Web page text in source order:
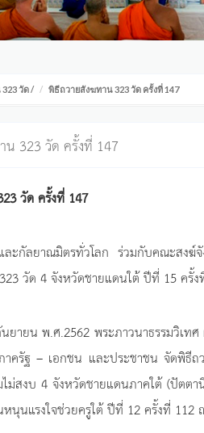
วัด/ พิธีถวายสังฆทาน 323 วัด ครั้งที่ 147
323 วัด ครั้งที่ 147
วัด ครั้งที่ 147
ละกัลยาณมิตรทั่วโลก ร่วมกับคณะสง
วัด 4 จังหวัดชายแดนใต้ ปีที่ 15 ครั้
นยายน พ.ศ.2562 พระภาวนาธรรมวิเ
าครัฐ – เอกชน และประชาชน จัดพิ
ไม่สงบ 4 จังหวัดชายแดนภาคใต้ (ปัต
นุนแรงใจช่วยครูใต้ ปีที่ 12 ครั้งที่